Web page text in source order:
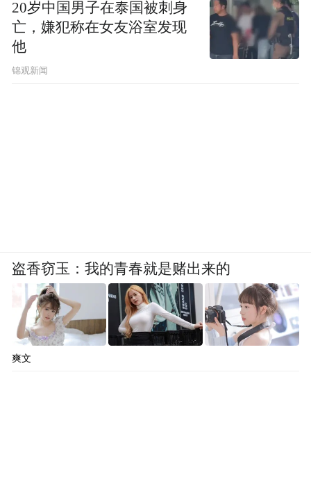
20岁中国男子在泰国被刺身
亡，嫌犯称在女友浴室发现
他
锦观新闻
盗香窃玉：我的青春就是赌出来的
爽文